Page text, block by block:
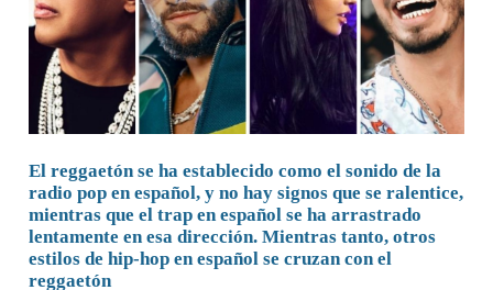
El reggaetón se ha establecido como el sonido de la
radio pop en español, y no hay signos que se ralentice,
mientras que el trap en español se ha arrastrado
lentamente en esa dirección. Mientras tanto, otros
estilos de hip-hop en español se cruzan con el
reggaetón